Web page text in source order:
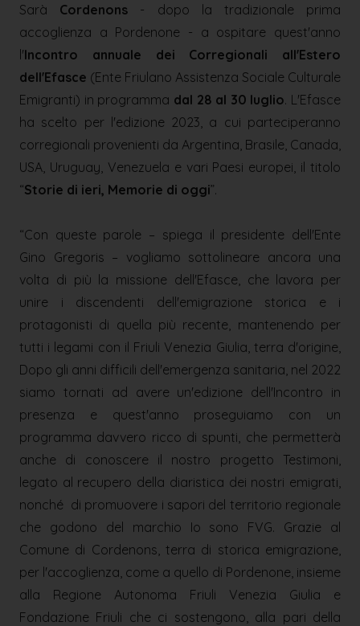
Sarà Cordenons - dopo la tradizionale prima
accoglienza a Pordenone - a ospitare quest'anno
l'Incontro annuale dei Corregionali all'Estero
dell'Efasce (Ente Friulano Assistenza Sociale Culturale
Emigranti) in programma dal 28 al 30 luglio. L'Efasce
ha scelto per l'edizione 2023, a cui parteciperanno
corregionali provenienti da Argentina, Brasile, Canada,
USA, Uruguay, Venezuela e vari Paesi europei, il titolo
“Storie di ieri, Memorie di oggi”.
“Con queste parole – spiega il presidente dell'Ente
Gino Gregoris – vogliamo sottolineare ancora una
volta di più la missione dell'Efasce, che lavora per
unire i discendenti dell'emigrazione storica e i
protagonisti di quella più recente, mantenendo per
tutti i legami con il Friuli Venezia Giulia, terra d'origine,
Dopo gli anni difficili dell'emergenza sanitaria, nel 2022
siamo tornati ad avere un'edizione dell'Incontro in
presenza e quest'anno proseguiamo con un
programma davvero ricco di spunti, che permetterà
anche di conoscere il nostro progetto Testimoni,
legato al recupero della diaristica dei nostri emigrati,
nonché di promuovere i sapori del territorio regionale
che godono del marchio Io sono FVG. Grazie al
Comune di Cordenons, terra di storica emigrazione,
per l'accoglienza, come a quello di Pordenone, insieme
alla Regione Autonoma Friuli Venezia Giulia e
Fondazione Friuli che ci sostengono, alla pari della